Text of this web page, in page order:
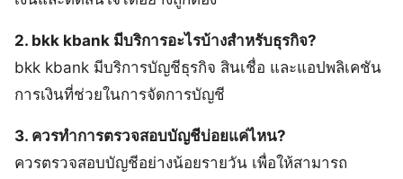
2. bkk kbank มีบริการอะไรบ้างสำหรับธุรกิจ?
bkk kbank มีบริการบัญชีธุรกิจ สินเชื่อ และแอปพลิเคชัน
การเงินที่ช่วยในการจัดการบัญชี
3. ควรทำการตรวจสอบบัญชีบ่อยแค่ไหน?
ควรตรวจสอบบัญชีอย่างน้อยรายวัน เพื่อให้สามารถ